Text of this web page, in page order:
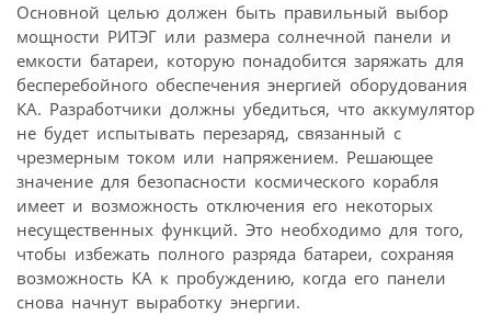
Основной целью должен быть правильный выбор
мощности РИТЭГ или размера солнечной панели и
емкости батареи, которую понадобится заряжать для
бесперебойного обеспечения энергией оборудования
КА. Разработчики должны убедиться, что аккумулятор
не будет испытывать перезаряд, связанный с
чрезмерным током или напряжением. Решающее
значение для безопасности космического корабля
имеет и возможность отключения его некоторых
несущественных функций. Это необходимо для того,
чтобы избежать полного разряда батареи, сохраняя
возможность КА к пробуждению, когда его панели
снова начнут выработку энергии.